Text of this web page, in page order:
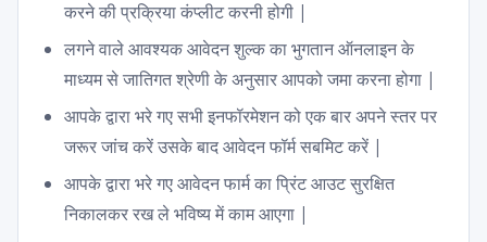
करने की प्रक्रिया कंप्लीट करनी होगी |
लगने वाले आवश्यक आवेदन शुल्क का भुगतान ऑनलाइन के
माध्यम से जातिगत श्रेणी के अनुसार आपको जमा करना होगा |
आपके द्वारा भरे गए सभी इनफॉरमेशन को एक बार अपने स्तर पर
जरूर जांच करें उसके बाद आवेदन फॉर्म सबमिट करें |
आपके द्वारा भरे गए आवेदन फार्म का प्रिंट आउट सुरक्षित
निकालकर रख ले भविष्य में काम आएगा |